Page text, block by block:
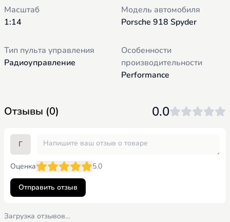
Масштаб
1:14
Модель автомобиля
Porsche 918 Spyder
Тип пульта управления
Радиоуправление
Особенности
производительности
Performance
Отзывы (0) 0.0
Г
Оценка 5.0
Отправить отзыв
Загрузка отзывов…